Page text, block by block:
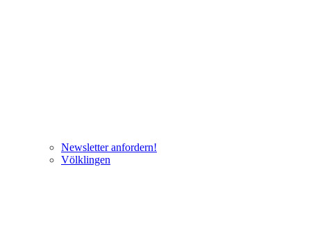
Newsletter anfordern!
Völklingen